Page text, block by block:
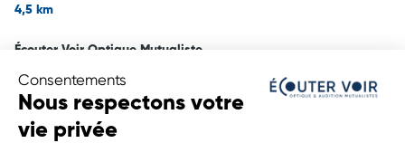
Consentements
Nous respectons votre
vie privée
4,5 km
Écouter Voir Optique Mutualiste
21300 Chenove
4,5 km